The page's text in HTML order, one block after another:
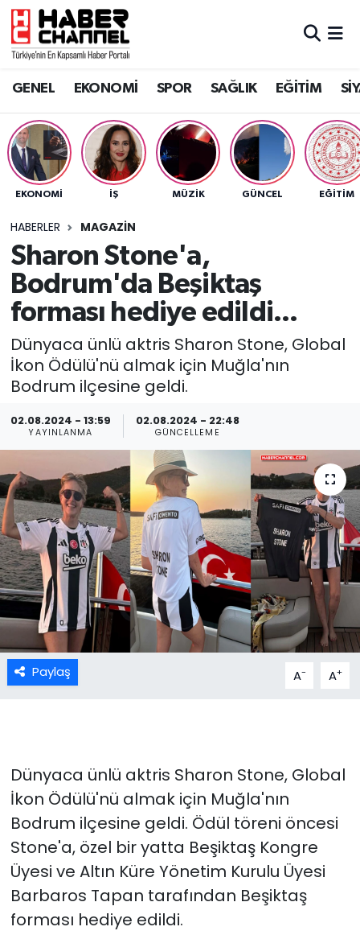
GENEL EKONOMİ SPOR SAĞLIK EĞİTİM
EKONOMİ İŞ MÜZİK GÜNCEL EĞİTİM
HABERLER MAGAZİN
Sharon Stone'a,
Bodrum'da Beşiktaş
forması hediye edildi...
Dünyaca ünlü aktris Sharon Stone, Global
İkon Ödülü'nü almak için Muğla'nın
Bodrum ilçesine geldi.
02.08.2024 - 13:59
YAYINLANMA
02.08.2024 - 22:48
GÜNCELLEME
Paylaş A- A+
Dünyaca ünlü aktris Sharon Stone, Global
İkon Ödülü'nü almak için Muğla'nın
Bodrum ilçesine geldi. Ödül töreni öncesi
Stone'a, özel bir yatta Beşiktaş Kongre
Üyesi ve Altın Küre Yönetim Kurulu Üyesi
Barbaros Tapan tarafından Beşiktaş
forması hediye edildi.
GENEL
SPOR
SAĞLIK
EĞİTİM
SİYASET
MAGAZİN
Nöbetçi Eczaneler
Trafik Durumu
Süper Lig Puan Durumu ve Fikstür
Tüm Manşetler
Son Dakika Haberleri
Haber Arşivi